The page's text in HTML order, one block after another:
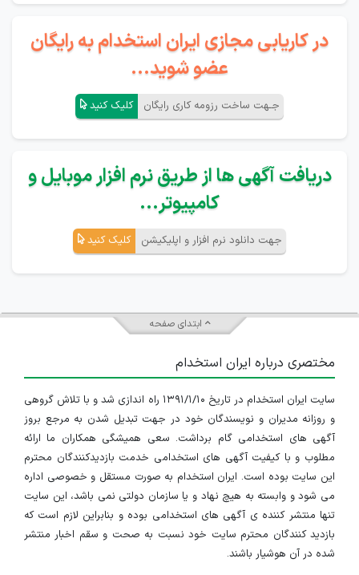
در کاریابی مجازی ایران استخدام به رایگان
عضو شوید...
جـهت ساخت رزومه کاری رایگان کلیک کنید
دریافت آگهی ها از طریق نرم افزار موبایل و
کامپیوتر...
جهت دانلود نرم افزار و اپلیکیشن کلیک کنید
ابتدای صفحه
مختصری درباره ایران استخدام
سایت ایران استخدام در تاریخ ۱۳۹۱/۱/۱۰ راه اندازی شد و با تلاش گروهی
و روزانه مدیران و نویسندگان خود در جهت تبدیل شدن به مرجع بروز
آگهی های استخدامی گام برداشت. سعی همیشگی همکاران ما ارائه
مطلوب و با کیفیت آگهی های استخدامی خدمت بازدیدکنندگان محترم
این سایت بوده است. ایران استخدام به صورت مستقل و خصوصی اداره
می شود و وابسته به هیچ نهاد و یا سازمان دولتی نمی باشد، این سایت
تنها منتشر کننده ی آگهی های استخدامی بوده و بنابراین لازم است که
بازدید کنندگان محترم سایت خود نسبت به صحت و سقم اخبار منتشر
شده در آن هوشیار باشند.